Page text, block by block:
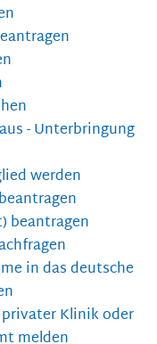
- Unterbringung
werden
beantragen
in das deutsche
Klinik oder